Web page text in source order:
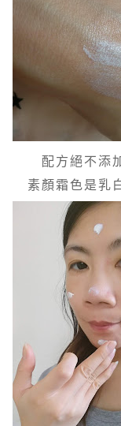
配方絕不添
素顏霜色是乳